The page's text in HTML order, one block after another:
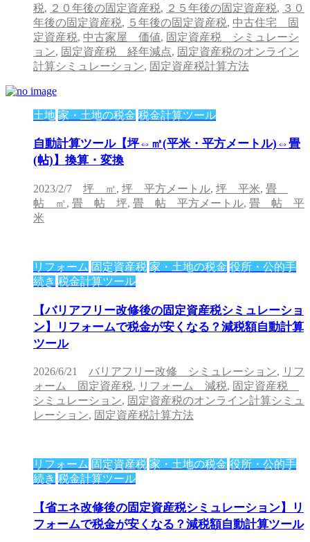
税, ２０年後の固定資産税, ２５年後の固定資産税, ３０
年後の固定資産税, ５年後の固定資産税, 中古住宅 固
定資産税, 中古家屋 価値, 固定資産税 シミュレーシ
ョン, 固定資産税 経年減点, 固定資産税のオンライン
計算シミュレーション, 固定資産税計算方法
土地 家・土地の税金 税金計算ツール
自動計算ツール【坪⇔㎡(平米・平方メートル)⇔畳
(帖)】換算・変換
2023/2/7 坪 ㎡, 坪 平方メートル, 坪 平米, 畳
帖 ㎡, 畳 帖 坪, 畳 帖 平方メートル, 畳 帖 平
米
リフォーム 固定資産税 家・土地の税金 役所・公的手
続き 税金計算ツール
【バリアフリー改修後の固定資産税シミュレーショ
ン】リフォームで税金が安くなる？減税額自動計算
ツール
2026/6/21 バリアフリー改修 シミュレーション, リフ
ォーム 固定資産税, リフォーム 減税, 固定資産税
シミュレーション, 固定資産税のオンライン計算シミュ
レーション, 固定資産税計算方法
リフォーム 固定資産税 家・土地の税金 役所・公的手
続き 税金計算ツール
【省エネ改修後の固定資産税シミュレーション】リ
フォームで税金が安くなる？減税額自動計算ツール